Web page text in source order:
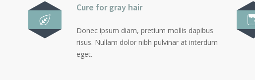
Cure for gray hair
Donec ipsum diam, pretium mollis dapibus
risus. Nullam dolor nibh pulvinar at interdum
eget.